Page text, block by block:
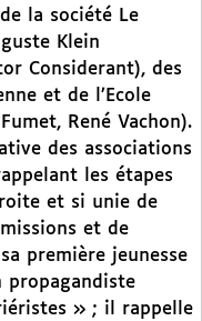
la société Le
Klein
Considerant), des
et de l’Ecole
René Vachon).
des associations
les étapes
et si unie de
et de
première jeunesse
propagandiste
» ; il rappelle